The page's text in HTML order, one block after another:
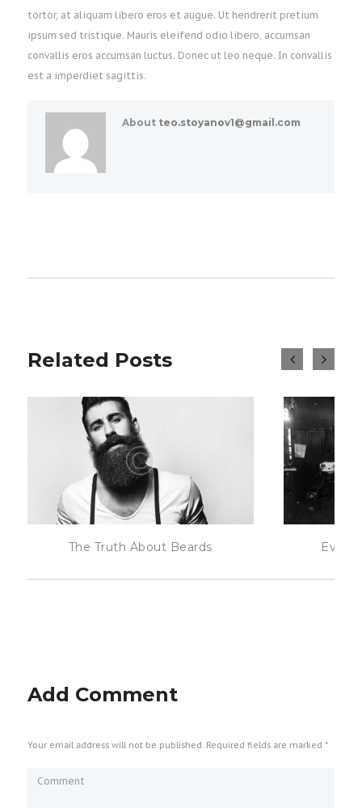
tortor, at aliquam libero eros et augue. Ut hendrerit pretium
ipsum sed tristique. Mauris eleifend odio libero, accumsan
convallis eros accumsan luctus. Donec ut leo neque. In convallis
est a imperdiet sagittis.
About teo.stoyanov1@gmail.com
Related Posts
The Truth About Beards
Add Comment
Your email address will not be published. Required fields are marked *